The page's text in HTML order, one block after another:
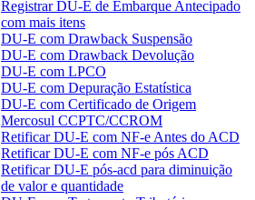
Registrar DU-E de Embarque Antecipado
com mais itens
DU-E com Drawback Suspensão
DU-E com Drawback Devolução
DU-E com LPCO
DU-E com Depuração Estatística
DU-E com Certificado de Origem
Mercosul CCPTC/CCROM
Retificar DU-E com NF-e Antes do ACD
Retificar DU-E com NF-e pós ACD
Retificar DU-E pós-acd para diminuição
de valor e quantidade